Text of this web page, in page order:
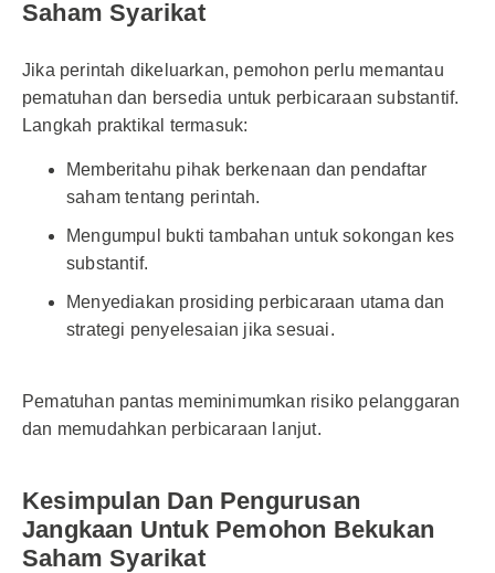
Saham Syarikat
Jika perintah dikeluarkan, pemohon perlu memantau
pematuhan dan bersedia untuk perbicaraan substantif.
Langkah praktikal termasuk:
Memberitahu pihak berkenaan dan pendaftar
saham tentang perintah.
Mengumpul bukti tambahan untuk sokongan kes
substantif.
Menyediakan prosiding perbicaraan utama dan
strategi penyelesaian jika sesuai.
Pematuhan pantas meminimumkan risiko pelanggaran
dan memudahkan perbicaraan lanjut.
Kesimpulan Dan Pengurusan
Jangkaan Untuk Pemohon Bekukan
Saham Syarikat